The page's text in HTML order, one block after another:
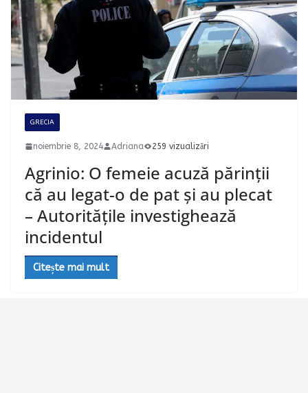
GRECIA
noiembrie 8, 2024 Adriana 259 vizualizări
Agrinio: O femeie acuză părinții
că au legat-o de pat și au plecat
– Autoritățile investighează
incidentul
Citește mai mult